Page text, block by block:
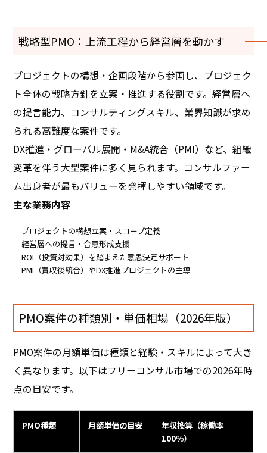
戦略型PMO：上流工程から経営層を動かす
プロジェクトの構想・企画段階から参画し、プロジェク
ト全体の戦略方針を立案・推進する役割です。経営層へ
の提言能力、コンサルティングスキル、業界知識が求め
られる高難度な案件です。
DX推進・グローバル展開・M&A統合（PMI）など、組織
変革を伴う大型案件に多く見られます。コンサルファー
ム出身者が最もバリューを発揮しやすい領域です。
主な業務内容
プロジェクトの構想立案・スコープ定義
経営層への提言・合意形成支援
ROI（投資対効果）を踏まえた意思決定サポート
PMI（買収後統合）やDX推進プロジェクトの主導
PMO案件の種類別・単価相場（2026年版）
PMO案件の月額単価は種類と経験・スキルによって大き
く異なります。以下はフリーコンサル市場での2026年時
点の目安です。
PMO種類 月額単価の目安
年収換算（稼働率
100%）